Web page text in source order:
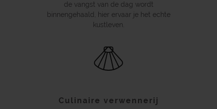
de vangst van de dag wordt
binnengehaald, hier ervaar je het echte
kustleven.
Culinaire verwennerij